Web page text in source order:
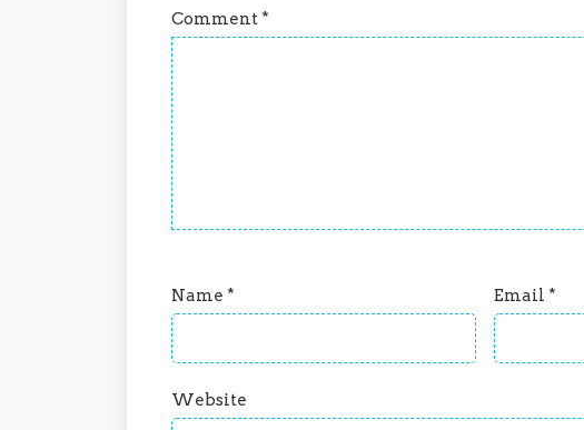
Comment*
Name * Email *
Website